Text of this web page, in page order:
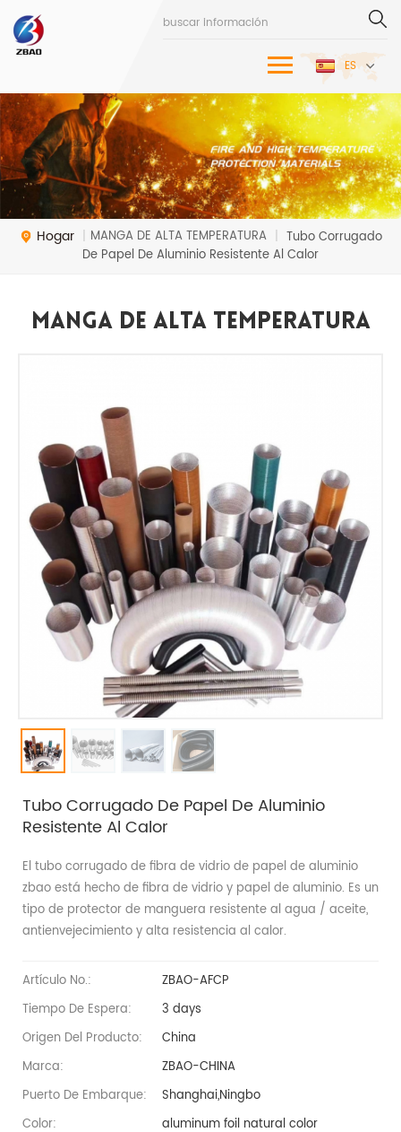
ES
Hogar | MANGA DE ALTA TEMPERATURA | Tubo Corrugado
De Papel De Aluminio Resistente Al Calor
MANGA DE ALTA TEMPERATURA
Tubo Corrugado De Papel De Aluminio
Resistente Al Calor
El tubo corrugado de fibra de vidrio de papel de aluminio
zbao está hecho de fibra de vidrio y papel de aluminio. Es un
tipo de protector de manguera resistente al agua / aceite,
antienvejecimiento y alta resistencia al calor.
Artículo No.:
ZBAO-AFCP
Tiempo De Espera:
3 days
Origen Del Producto:
China
Marca:
ZBAO-CHINA
Puerto De Embarque:
Shanghai,Ningbo
Color:
aluminum foil natural color